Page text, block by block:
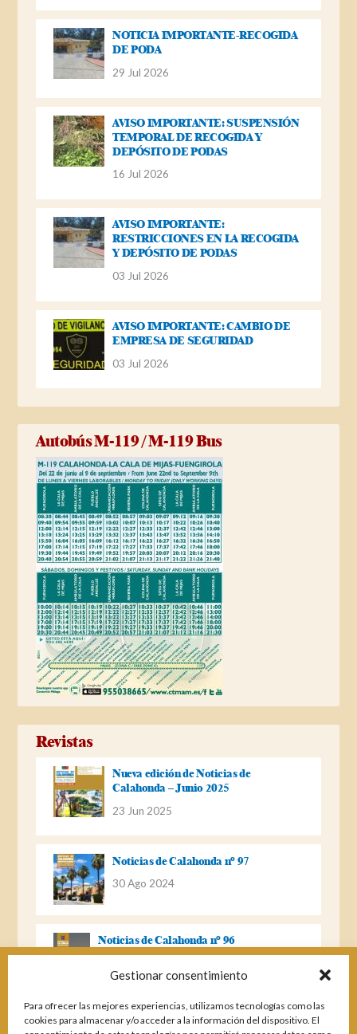
Gestionar consentimiento
Para ofrecer las mejores experiencias, utilizamos tecnologías como las
cookies para almacenar y/o acceder a la información del dispositivo. El
NOTICIA IMPORTANTE-RECOGIDA
DE PODA
29 Jul 2026
AVISO IMPORTANTE: SUSPENSIÓN
TEMPORAL DE RECOGIDA Y
DEPÓSITO DE PODAS
16 Jul 2026
AVISO IMPORTANTE:
RESTRICCIONES EN LA RECOGIDA
Y DEPÓSITO DE PODAS
03 Jul 2026
AVISO IMPORTANTE: CAMBIO DE
EMPRESA DE SEGURIDAD
03 Jul 2026
Autobús M-119 / M-119 Bus
Revistas
Nueva edición de Noticias de
Calahonda – Junio 2025
23 Jun 2025
Noticias de Calahonda nº 97
30 Ago 2024
Noticias de Calahonda nº 96
Noticias de Calahonda Nº 95